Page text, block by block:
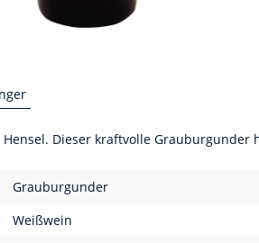
Dieser kraftvolle
Grauburgunder
Weißwein